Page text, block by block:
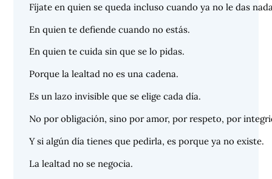
Fíjate en quien se queda incluso cuando ya no le das
En quien te defiende cuando no estás.
En quien te cuida sin que se lo pidas.
Porque la lealtad no es una cadena.
Es un lazo invisible que se elige cada día.
No por obligación, sino por amor, por respeto, por
Y si algún día tienes que pedirla, es porque ya no existe.
La lealtad no se negocia.